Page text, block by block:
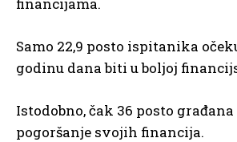
Samo 22,9 posto ispitanika
godinu dana biti u boljoj
Istodobno, čak 36 posto
pogoršanje svojih financija.